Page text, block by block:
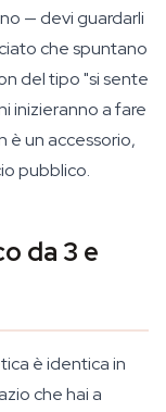
— devi guardarli
che spuntano
del tipo "si sente
inizieranno a fare
è un accessorio,
pubblico.
da 3 e
è identica in
che hai a